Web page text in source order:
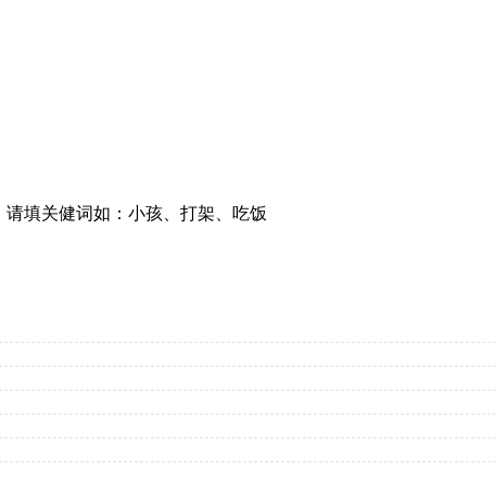
请填关健词如：小孩、打架、吃饭